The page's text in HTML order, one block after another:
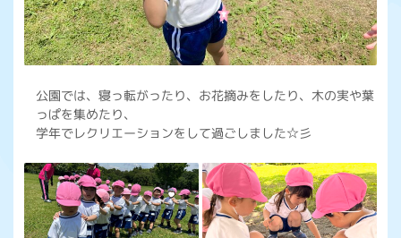
公園では、寝っ転がったり、お花摘みをしたり、木の実や葉
っぱを集めたり、
学年でレクリエーションをして過ごしました☆彡